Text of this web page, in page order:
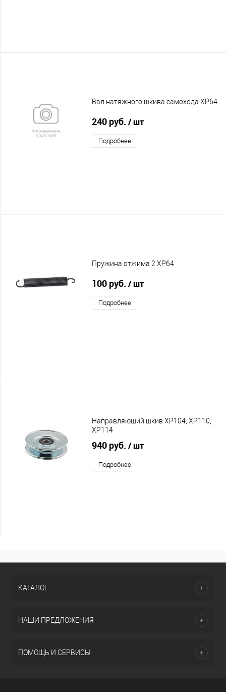
Вал натяжного шкива самохода XP64
240 руб. / шт
Подробнее
Пружина отжима 2 XP64
100 руб. / шт
Подробнее
Направляющий шкив XP104, XP110,
XP114
940 руб. / шт
Подробнее
КАТАЛОГ
НАШИ ПРЕДЛОЖЕНИЯ
ПОМОЩЬ И СЕРВИСЫ